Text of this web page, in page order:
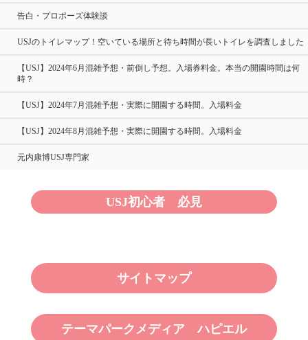
告白・プロポーズ体験談
USJのトイレマップ！空いている場所と待ち時間が長いトイレを調査しました
【USJ】2024年6月混雑予想・前倒し予想。入場券料金。本当の開園時間は何
時？
【USJ】2024年7月混雑予想・実際に開園する時間。入場料金
【USJ】2024年8月混雑予想・実際に開園する時間。入場料金
元内康博USJ専門家
USJ初心者 必見
サイトマップ
テーマパークメディア ハピエル